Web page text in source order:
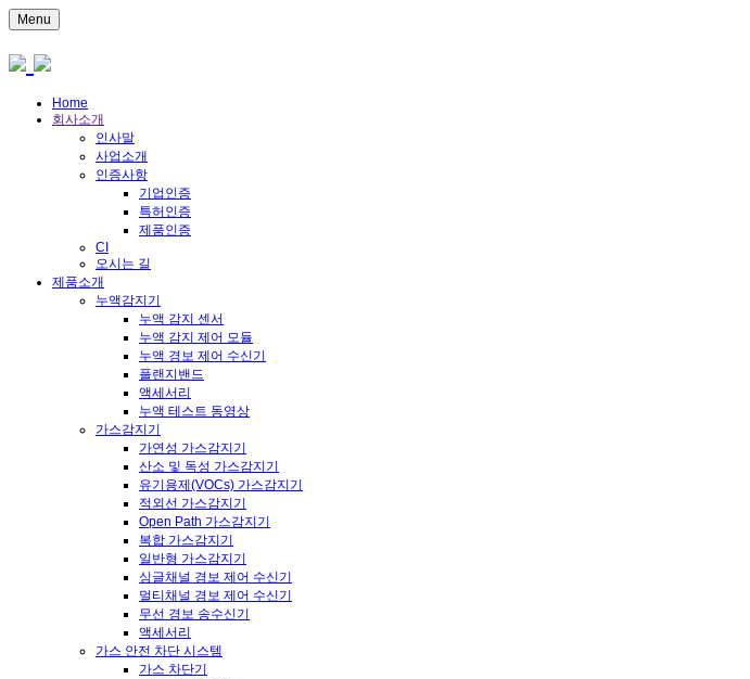
Menu
Home
회사소개
인사말
사업소개
인증사항
기업인증
특허인증
제품인증
CI
오시는 길
제품소개
누액감지기
누액 감지 센서
누액 감지 제어 모듈
누액 경보 제어 수신기
플랜지밴드
액세서리
누액 테스트 동영상
가스감지기
가연성 가스감지기
산소 및 독성 가스감지기
유기용제(VOCs) 가스감지기
적외선 가스감지기
Open Path 가스감지기
복합 가스감지기
일반형 가스감지기
싱글채널 경보 제어 수신기
멀티채널 경보 제어 수신기
무선 경보 송수신기
액세서리
가스 안전 차단 시스템
가스 차단기